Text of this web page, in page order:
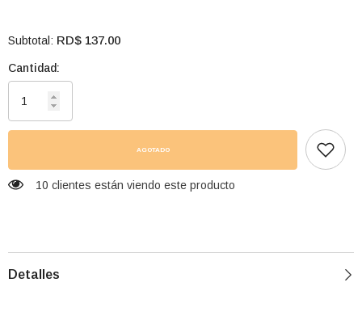
Subtotal: RD$ 137.00
Cantidad:
AGOTADO
165 clientes están viendo este producto
Detalles